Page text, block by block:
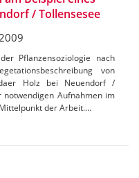
/ Tollensesee
Pflanzensoziologie nach
von
Holz bei Neuendorf /
Aufnahmen im
der Arbeit.…